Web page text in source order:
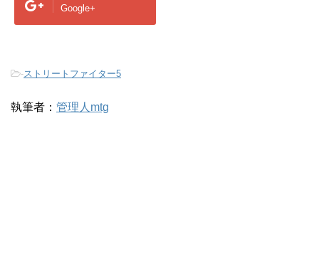
Google+
-ストリートファイター5
執筆者： 管理人mtg